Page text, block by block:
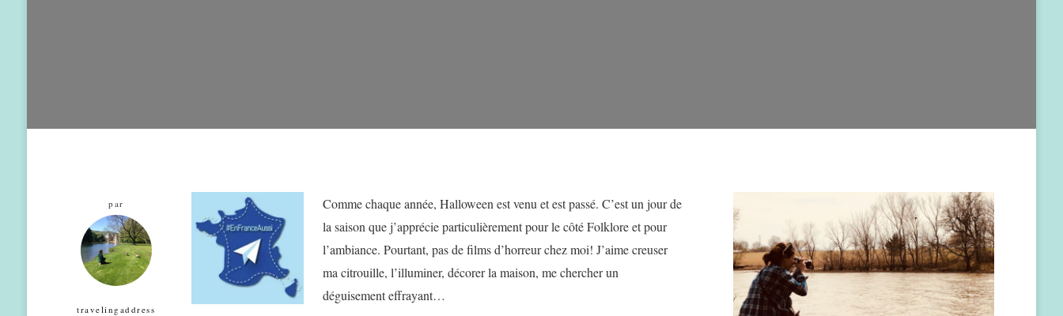
par
travelingaddress
Comme chaque année, Halloween est venu et est passé. C’est un jour de
la saison que j’apprécie particulièrement pour le côté Folklore et pour
l’ambiance. Pourtant, pas de films d’horreur chez moi! J’aime creuser
ma citrouille, l’illuminer, décorer la maison, me chercher un
déguisement effrayant…